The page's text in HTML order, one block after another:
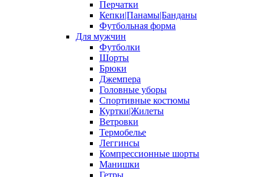
Перчатки
Кепки|Панамы|Банданы
Футбольная форма
Для мужчин
Футболки
Шорты
Брюки
Джемпера
Головные уборы
Спортивные костюмы
Куртки|Жилеты
Ветровки
Термобелье
Леггинсы
Компрессионные шорты
Манишки
Гетры